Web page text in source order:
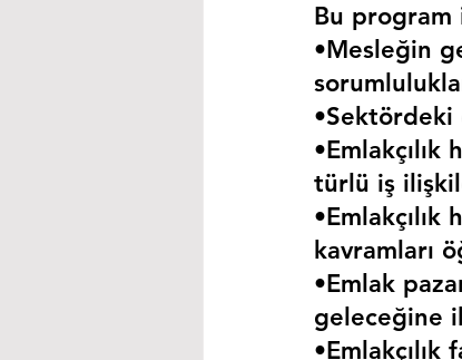
Bu
•Mesleğin
türlü iş
kavramları
•Emlak
geleceğine